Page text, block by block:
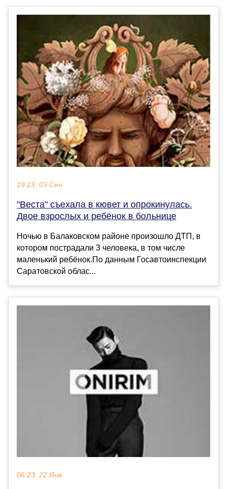
19:23, 03 Сен
"Веста" съехала в кювет и опрокинулась.
Двое взрослых и ребёнок в больнице
Ночью в Балаковском районе произошло ДТП, в
котором пострадали 3 человека, в том числе
маленький ребёнок.По данным Госавтоинспекции
Саратовской облас...
06:23, 22 Янв